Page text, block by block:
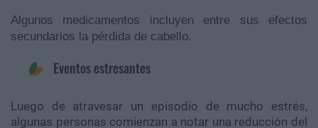
​​​​​​​Algunos medicamentos incluyen entre sus efectos
secundarios la pérdida de cabello.
Eventos estresantes
Luego de atravesar un episodio de mucho estrés,
algunas personas comienzan a notar una reducción del